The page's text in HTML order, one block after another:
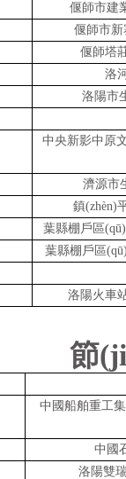
偃師市建
偃師市新
偃師塔
洛
洛陽市
中央新影中原
濟源市
鎮(zhèn)
葉縣棚戶區
葉縣棚戶區
洛陽火車
節
中國船舶重工
中國
洛陽雙